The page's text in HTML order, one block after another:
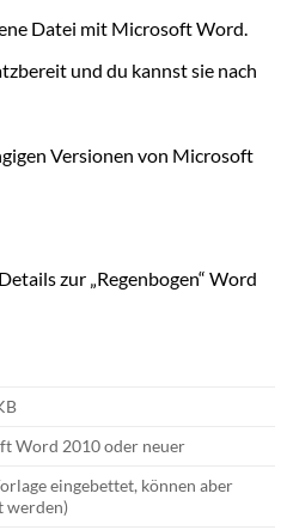
Datei mit Microsoft Word.
und du kannst sie nach
Versionen von Microsoft
zur „Regenbogen“ Word
Word 2010 oder neuer
eingebettet, können aber
werden)